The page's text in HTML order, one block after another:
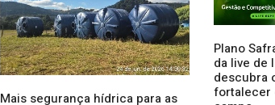
Mais segurança hídrica para as
Plano
da live de
descubra
fortalecer